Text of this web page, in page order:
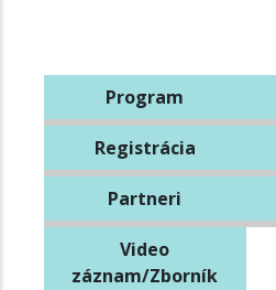
Program
Registrácia
Partneri
Video
záznam/Zborník